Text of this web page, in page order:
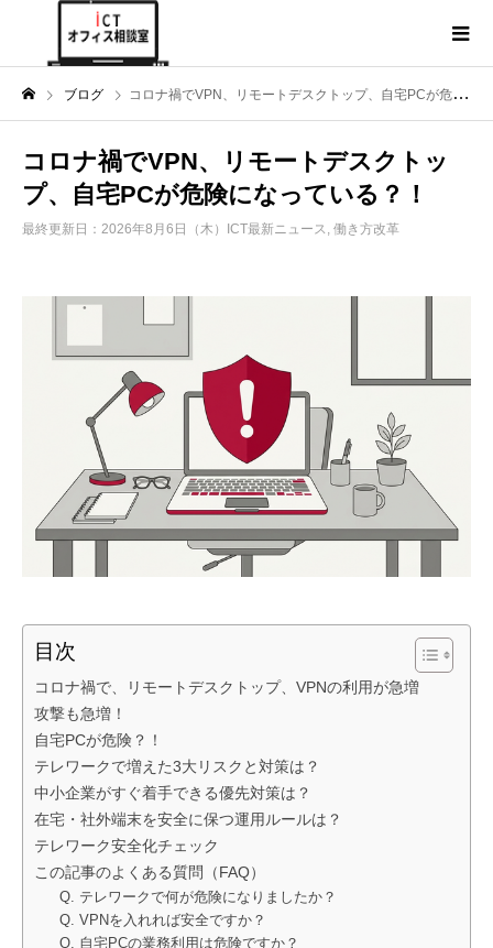
ブログ コロナ禍でVPN、リモートデスクトップ、自宅PCが危険になっている？！
コロナ禍でVPN、リモートデスクトッ
プ、自宅PCが危険になっている？！
最終更新日：2026年8月6日（木） ICT最新ニュース 働き方改革
目次
コロナ禍で、リモートデスクトップ、VPNの利用が急増
攻撃も急増！
自宅PCが危険？！
テレワークで増えた3大リスクと対策は？
中小企業がすぐ着手できる優先対策は？
在宅・社外端末を安全に保つ運用ルールは？
テレワーク安全化チェック
この記事のよくある質問（FAQ）
Q. テレワークで何が危険になりましたか？
Q. VPNを入れれば安全ですか？
Q. 自宅PCの業務利用は危険ですか？